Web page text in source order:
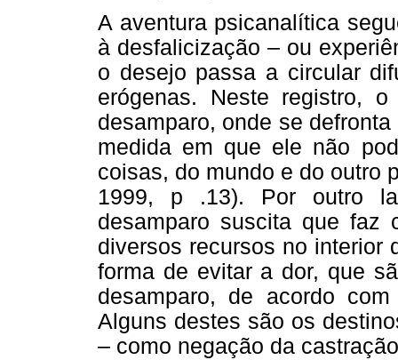
A aventura psicanalítica
à desfalicização – ou
o desejo passa a circular
erógenas. Neste registro,
desamparo, onde se
medida em que ele não
coisas, do mundo e do outro
1999, p .13). Por outro
desamparo suscita que faz
diversos recursos no interior
forma de evitar a dor, que
desamparo, de acordo
Alguns destes são os
– como negação da